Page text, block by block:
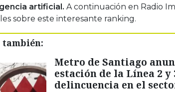
artificial. A continuación en Radio
sobre este interesante ranking.
también:
Metro de Santiago
estación de la Línea 2
delincuencia en el